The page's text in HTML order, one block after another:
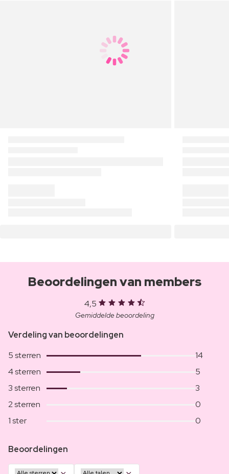
Beoordelingen van members
4,5
Gemiddelde beoordeling
Verdeling van beoordelingen
5 sterren
14
4 sterren
5
3 sterren
3
2 sterren
0
1 ster
0
Beoordelingen